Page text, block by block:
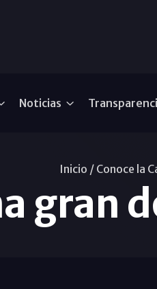
Noticias
Inicio / Conoce la
gran